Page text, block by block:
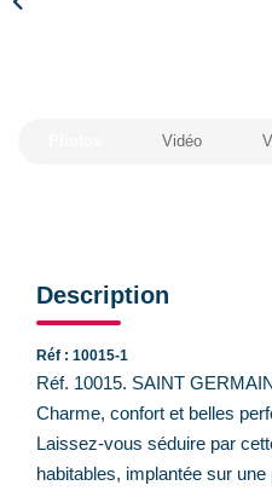
Vidéo
Description
Réf : 10015-1
Réf. 10015. SAINT
Charme, confort et belles
Laissez-vous séduire par
habitables, implantée sur